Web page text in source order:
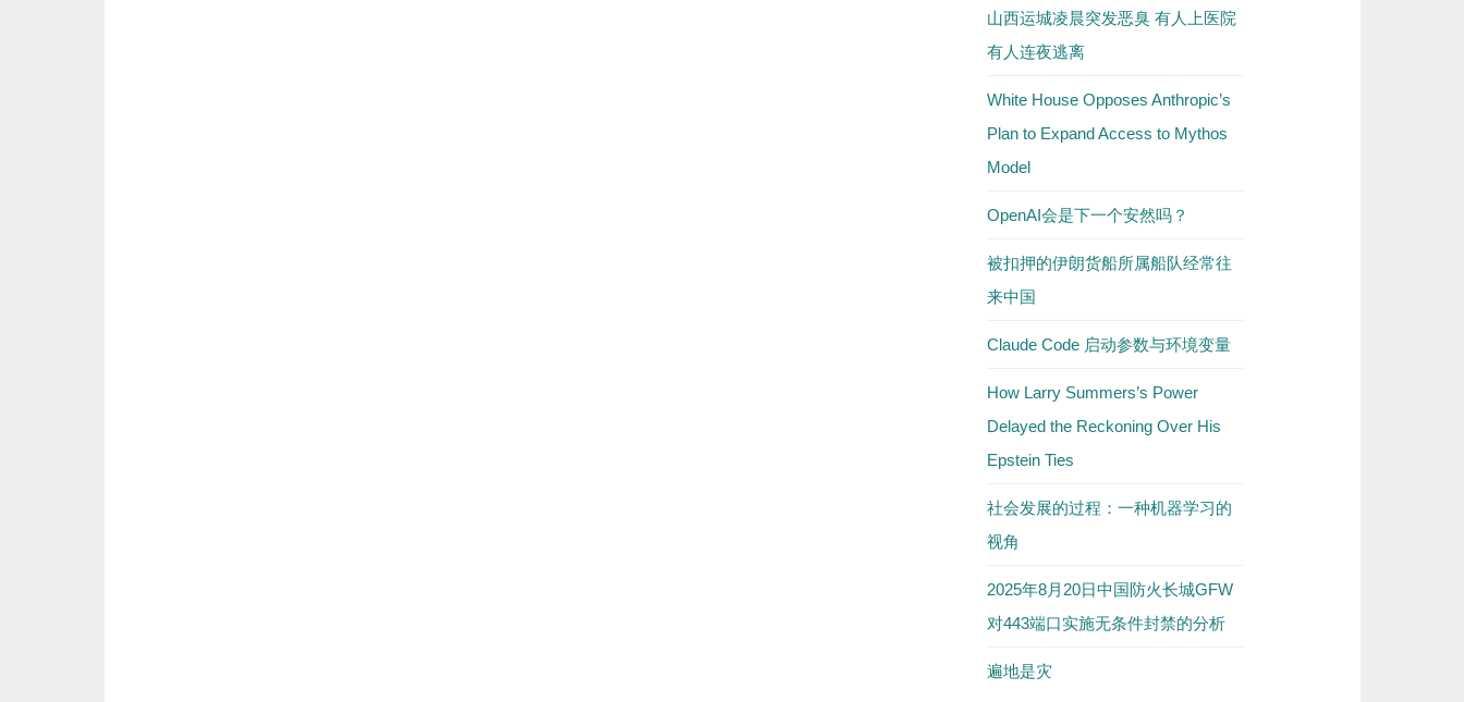
山西运城凌晨突发恶臭 有人上医院
有人连夜逃离
White House Opposes Anthropic’s
Plan to Expand Access to Mythos
Model
OpenAI会是下一个安然吗？
被扣押的伊朗货船所属船队经常往
来中国
Claude Code 启动参数与环境变量
How Larry Summers’s Power
Delayed the Reckoning Over His
Epstein Ties
社会发展的过程：一种机器学习的
视角
2025年8月20日中国防火长城GFW
对443端口实施无条件封禁的分析
遍地是灾